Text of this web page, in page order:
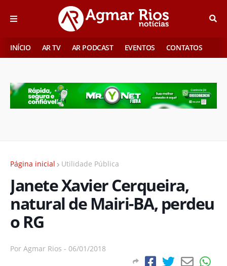
INÍCIO AR TV AR PODCAST EVENTOS CONTATOS
Página inicial Utilidade Pública
Janete Xavier Cerqueira,
natural de Mairi-BA, perdeu
o RG
Por Agmar Rios - 06/01/2018